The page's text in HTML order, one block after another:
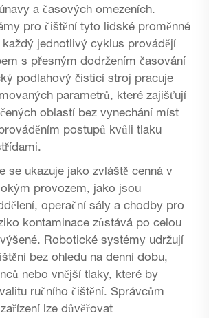
a časových omezeních.
pro čištění tyto lidské proměnné
jednotlivý cyklus provádějí
s přesným dodržením časování
podlahový čisticí stroj pracuje
parametrů, které zajišťují
oblastí bez vynechání míst
postupů kvůli tlaku
se ukazuje jako zvláště cenná v
provozem, jako jsou
operační sály a chodby pro
kontaminace zůstává po celou
Robotické systémy udržují
bez ohledu na denní dobu,
nebo vnější tlaky, které by
ručního čištění. Správcům
lze důvěřovat